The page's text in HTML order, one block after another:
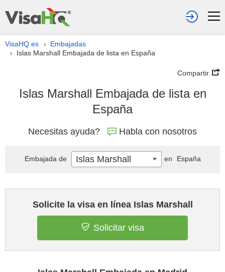
VisaHQ.es › Embajadas
› Islas Marshall Embajada de lista en España
Compartir
Islas Marshall Embajada de lista en
España
Necesitas ayuda? Habla con nosotros
Solicite la visa en línea Islas Marshall
Solicitar visa
Embajada de Islas Marshall en España